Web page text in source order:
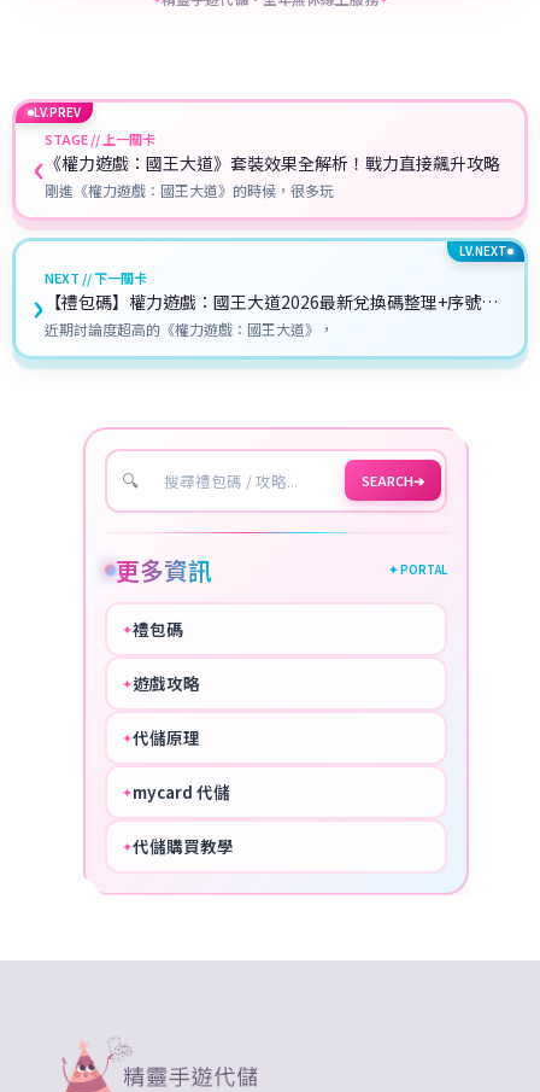
LV.PREV
‹STAGE // 上一關卡
《權力遊戲：國王大道》套裝效果全解析！戰力直接飆升攻略
剛進《權力遊戲：國王大道》的時候，很多玩
LV.NEXT
NEXT // 下一關卡
【禮包碼】權力遊戲：國王大道2026最新兌換碼整理+序號兌
換教學
近期討論度超高的《權力遊戲：國王大道》，
›
🔍 SEARCH➔
更多資訊 ✦ PORTAL
✦禮包碼
✦遊戲攻略
✦代儲原理
✦mycard 代儲
✦代儲購買教學